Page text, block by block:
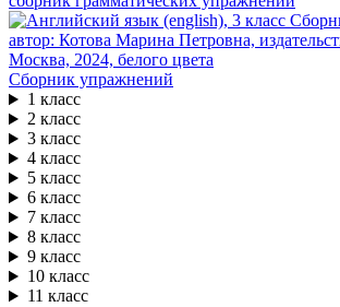
Сборник упражнений
1 класс
2 класс
3 класс
4 класс
5 класс
6 класс
7 класс
8 класс
9 класс
10 класс
11 класс